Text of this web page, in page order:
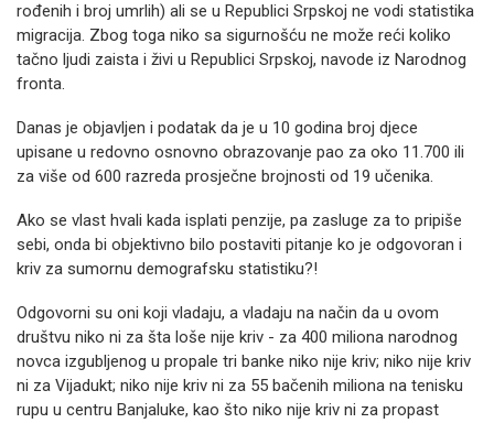
rođenih i broj umrlih) ali se u Republici Srpskoj ne vodi statistika
migracija. Zbog toga niko sa sigurnošću ne može reći koliko
tačno ljudi zaista i živi u Republici Srpskoj, navode iz Narodnog
fronta.
Danas je objavljen i podatak da je u 10 godina broj djece
upisane u redovno osnovno obrazovanje pao za oko 11.700 ili
za više od 600 razreda prosječne brojnosti od 19 učenika.
Ako se vlast hvali kada isplati penzije, pa zasluge za to pripiše
sebi, onda bi objektivno bilo postaviti pitanje ko je odgovoran i
kriv za sumornu demografsku statistiku?!
Odgovorni su oni koji vladaju, a vladaju na način da u ovom
društvu niko ni za šta loše nije kriv - za 400 miliona narodnog
novca izgubljenog u propale tri banke niko nije kriv; niko nije kriv
ni za Vijadukt; niko nije kriv ni za 55 bačenih miliona na tenisku
rupu u centru Banjaluke, kao što niko nije kriv ni za propast